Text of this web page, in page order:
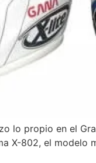
lo propio en el
X-802, el modelo